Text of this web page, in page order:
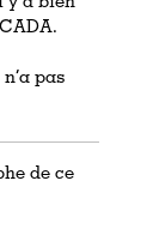
pas
de ce